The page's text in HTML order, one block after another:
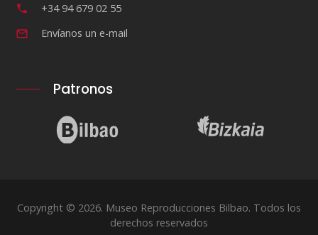
+34 94 679 02 55
Envíanos un e-mail
Patronos
Copyright © 2026. Museo Reproducciones Bilbao. Todos los
derechos reservados